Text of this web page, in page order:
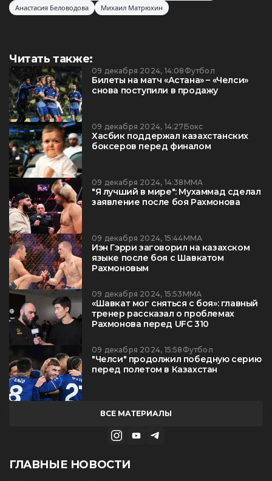
Анастасия Беловодова
Михаил Матрюхин
Читать также:
09 декабря 2024, 14:08 Футбол
Билеты на матч «Астана» – «Челси»
снова поступили в продажу
09 декабря 2024, 14:27Бокс
Хасбик поддержал казахстанских
боксеров перед финалом
09 декабря 2024, 14:38 ММА
"Я лучший в мире": Мухаммад сделал
заявление после боя Рахмонова
09 декабря 2024, 15:44ММА
Иэн Гэрри заговорил на казахском
языке после боя с Шавкатом
Рахмоновым
09 декабря 2024, 15:53 ММА
«Шавкат мог сняться с боя»: главный
тренер рассказал о проблемах
Рахмонова перед UFC 310
09 декабря 2024, 15:58 Футбол
"Челси" продолжил победную серию
перед полетом в Казахстан
ВСЕ МАТЕРИАЛЫ
ГЛАВНЫЕ НОВОСТИ